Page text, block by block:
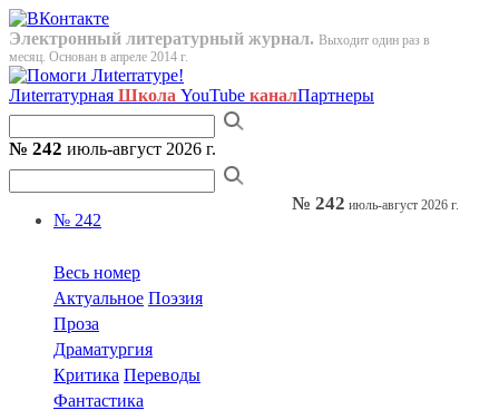
Электронный литературный журнал. Выходит один раз в
месяц. Основан в апреле 2014 г.
Лиterraтурная Школа YouTube каналПартнеры
№ 242 июль-август 2026 г.
№ 242
Весь номер
Актуальное Поэзия
Проза
Драматургия
Критика Переводы
Фантастика
№ 242 июль-август 2026 г.